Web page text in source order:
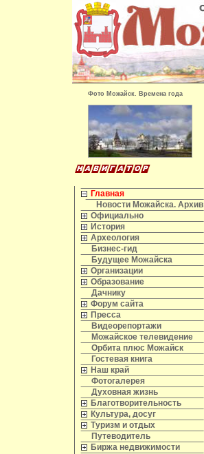
Фото Можайск. Времена года
Главная
Новости Можайска. Архив
Официально
История
Археология
Бизнес-гид
Будущее Можайска
Организации
Образование
Дачнику
Форум сайта
Пресса
Видеорепортажи
Можайское телевидение
Орбита плюс Можайск
Гостевая книга
Наш край
Фотогалерея
Духовная жизнь
Благотворительность
Культура, досуг
Туризм и отдых
Путеводитель
Биржа недвижимости